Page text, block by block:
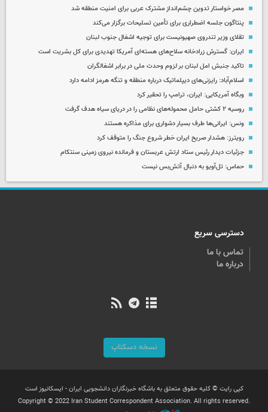
مصر خواستار تدوین چشم‌انداز مشترک عربی برای امنیت منطقه شد
پنتاگون جلسه اضطراری برای تأمین تسلیحات برگزار می‌کند
تقلای وزیر تندروی صهیونیست برای توجیه اشغال جنوب لبنان
ایران: گسترش زرادخانه سلاح‌های هسته‌ای آمریکا تهدیدی برای کل بشریت است
تاکید جنبش امل لبنان بر لزوم وحدت ملی در برابر اشغالگران
اسلام‌آباد: رایزنی‌های دیپلماتیک درباره منطقه و تنگه هرمز ادامه دارد
وبگاه آمریکایی: ایران، ترامپ را تحقیر کرد
روسیه ۲ کشتی حامل محموله‌های نظامی را در دریای سیاه هدف گرفت
ونس: ایرانی‌ها طرف بسیار دشواری برای مذاکره هستند
رویترز: هشدار صریح ایران خطر شروع جنگ را متوقف کرد
جزئیات دیدار رئیس ستاد ارتش عربستان و فرمانده نیروی زمینی سنتکام
حماس: تل‌آویو به دنبال آتش‌بس نیست
دسترسی سریع
تماس با ما
درباره ما
نسخه دسکتاپ
کپی رایت © کلیه حقوق متعلق به باشگاه خبرنگاران دانشجویی ایران - ایسکانیوز است
Copyright © 2022 Iran Student Correspondent Association. All rights reserved.